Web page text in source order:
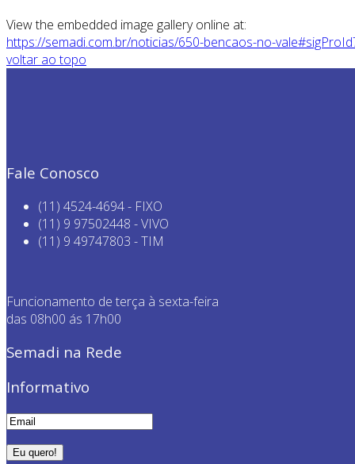
View the embedded image gallery online at:
https://semadi.com.br/noticias/650-bencaos-no-
voltar ao topo
Fale Conosco
(11) 4524-4694 - FIXO
(11) 9 97502448 - VIVO
(11) 9 49747803 - TIM
Funcionamento de terça à sexta-feira
das 08h00 ás 17h00
Semadi na Rede
Informativo